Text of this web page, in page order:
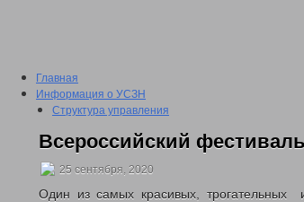
Главная
Информация о УСЗН
Структура управления
План проведения проверки
Сведения о доходах
2016 год
2017 год
Всероссийский
25 сентября, 2020
Один из самых красивых,